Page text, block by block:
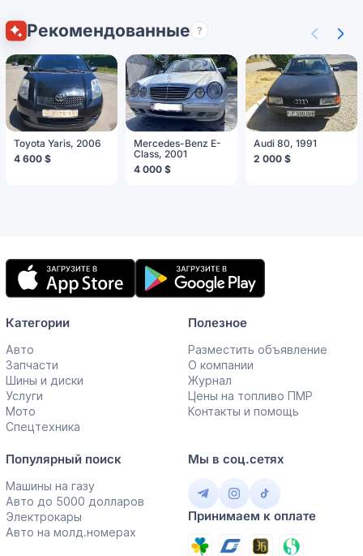
Рекомендованные ?
Toyota Yaris, 2006
4 600 $
Mercedes-Benz E-
Class, 2001
4 000 $
Audi 80, 1991
2 000 $
Мобильное
приложение
Категории
Авто
Запчасти
Шины и диски
Услуги
Мото
Спецтехника
Полезное
Разместить объявление
О компании
Журнал
Цены на топливо ПМР
Контакты и помощь
Популярный поиск
Машины на газу
Авто до 5000 долларов
Электрокары
Авто на молд.номерах
Мы в соц.сетях
Принимаем к оплате